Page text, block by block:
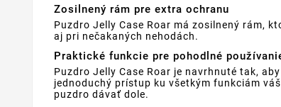
Zosilnený rám pre extra ochranu
Puzdro Jelly Case Roar má zosilnený rám,
aj pri nečakaných nehodách.
Praktické funkcie pre pohodlné
Puzdro Jelly Case Roar je navrhnuté tak,
jednoduchý prístup ku všetkým funkciám
puzdro dávať dole.